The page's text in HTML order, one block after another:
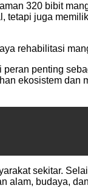
320 bibit
tetapi juga
rehabilitasi
penting
ekosistem dan
sekitar.
alam, budaya,